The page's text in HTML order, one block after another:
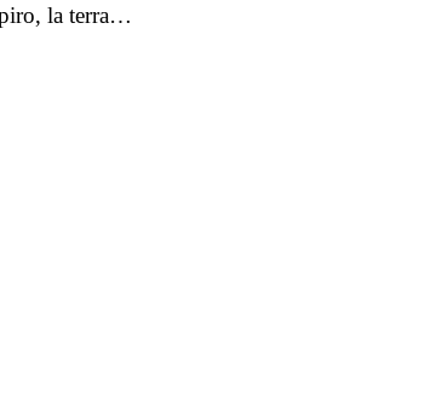
la terra…